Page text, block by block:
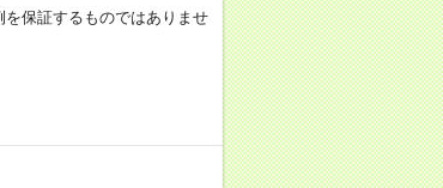
保証するものではありませ